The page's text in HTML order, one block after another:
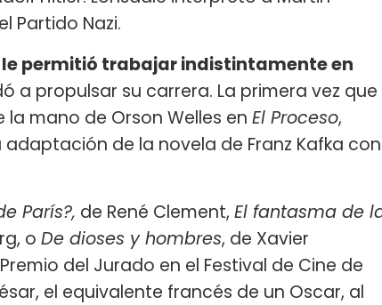
Partido Nazi.
le permitió trabajar indistintamente en
a propulsar su carrera. La primera vez que
mano de Orson Welles en El Proceso,
de la novela de Franz Kafka con
París?, de René Clement, El fantasma de
o De dioses y hombres, de Xavier
del Jurado en el Festival de Cine de
el equivalente francés de un Oscar, al